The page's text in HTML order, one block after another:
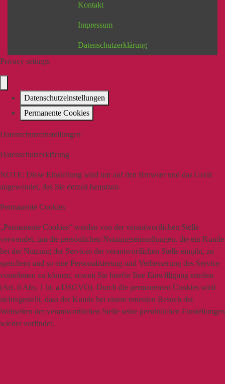
Kontakt
Impressum
Datenschutzerklärung
Privacy settings
Datenschutzeinstellungen
Permanente Cookies
Datenschutzeinstellungen
Datenschutzerklärung
NOTE: Diese Einstellung wird nur auf den Browser und das Gerät
angewendet, das Sie derzeit benutzen.
Permanente Cookies
„Permanente Cookies“ werden von der verantwortlichen Stelle
verwendet, um die persönlichen Nutzungseinstellungen, die ein Kunde
bei der Nutzung der Services der verantwortlichen Stelle eingibt, zu
speichern und so eine Personalisierung und Verbesserung des Service
vornehmen zu können, soweit Sie hierfür Ihre Einwilligung erteilen
(Art. 6 Abs. 1 lit. a DSGVO). Durch die permanenten Cookies wird
sichergestellt, dass der Kunde bei einem erneuten Besuch der
Webseiten der verantwortlichen Stelle seine persönlichen Einstellungen
wieder vorfindet.